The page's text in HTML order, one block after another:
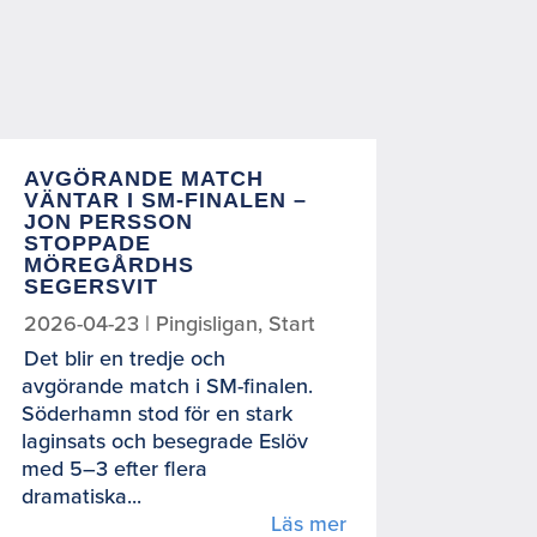
AVGÖRANDE MATCH
VÄNTAR I SM-FINALEN –
JON PERSSON
STOPPADE
MÖREGÅRDHS
SEGERSVIT
2026-04-23 | Pingisligan, Start
Det blir en tredje och
avgörande match i SM-finalen.
Söderhamn stod för en stark
laginsats och besegrade Eslöv
med 5–3 efter flera
dramatiska...
Läs mer